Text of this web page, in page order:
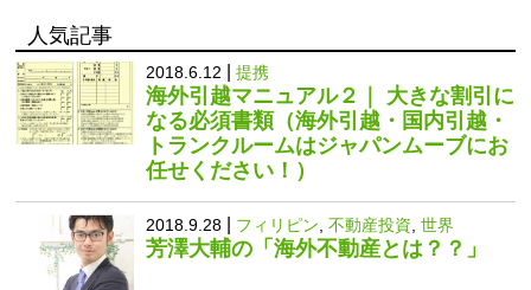
人気記事
2018.6.12 提携
海外引越マニュアル２｜ 大きな割引に
なる必須書類（海外引越・国内引越・
トランクルームはジャパンムーブにお
任せください！）
2018.9.28 フィリピン 不動産投資 世界
芳澤大輔の「海外不動産とは？？」